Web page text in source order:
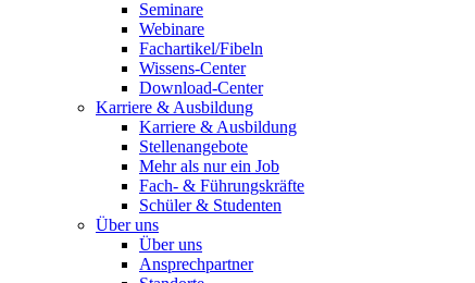
Seminare
Webinare
Fachartikel/Fibeln
Wissens-Center
Download-Center
Karriere & Ausbildung
Karriere & Ausbildung
Stellenangebote
Mehr als nur ein Job
Fach- & Führungskräfte
Schüler & Studenten
Über uns
Über uns
Ansprechpartner